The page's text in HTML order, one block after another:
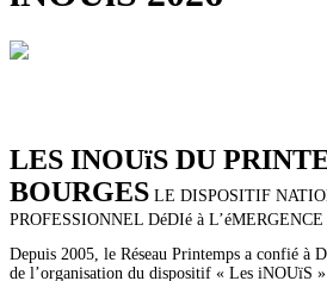
LES INOUïS DU
BOURGES LE DISPOSITIF
PROFESSIONNEL DéDIé à
Depuis 2005, le Réseau Printemps a confié à
de l’organisation du dispositif « Les iNOUïS